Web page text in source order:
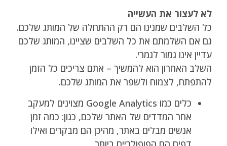
לא לעצור את העשייה
כל השלבים שמנינו הם רק ההתחלה של המותג שלכם.
גם אם השלמתם את כל השלבים שציינו, המותג שלכם
עדיין אינו גמור לגמרי.
השלב האחרון הוא להמשיך – אתם צריכים כל הזמן
להתפתח, לצמוח ולשפר את המותג שלכם.
כלים כמו Google Analytics מצוינים למעקב
אחר המדדים של האתר שלכם, כגון: כמה זמן
אנשים מבלים באתר, מהיכן הם מבקרים ואילו